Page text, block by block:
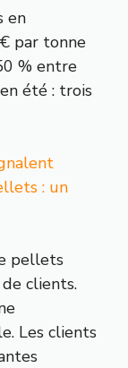
en
par tonne
% entre
été : trois
: un
pellets
clients.
Les clients